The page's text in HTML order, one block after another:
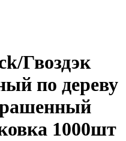
Гвоздэк
по дереву
1000шт